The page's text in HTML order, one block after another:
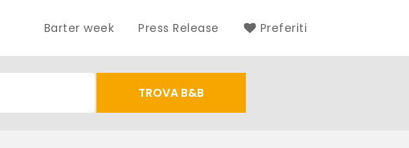
Barter week Press Release Preferiti